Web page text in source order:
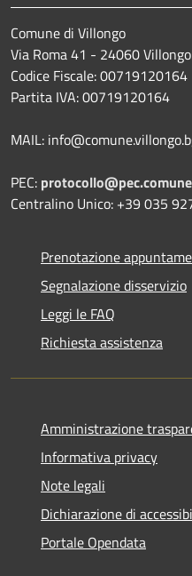
Comune di Villongo
Via Roma 41 - 24060
Codice Fiscale: 00719120164
Partita IVA: 00719120164
MAIL:
PEC:
Centralino Unico: +39 035
Prenotazione
Segnalazione disservizio
Leggi le FAQ
Richiesta assistenza
Amministrazione
Informativa privacy
Note legali
Dichiarazione di
Portale Opendata